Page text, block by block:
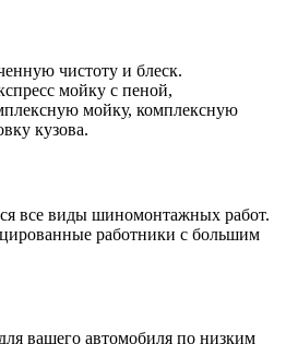
чистоту и блеск.
мойку с пеной,
мойку, комплексную
кузова.
все виды шиномонтажных работ.
работники с большим
вашего автомобиля по низким